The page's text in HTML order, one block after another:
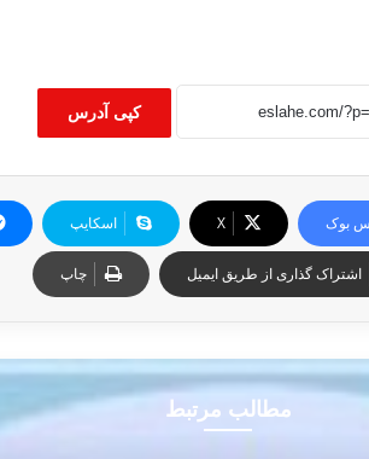
کپی آدرس
بوک X اسکایپ
اشتراک گذاری از طریق ایمیل چاپ
مطالب مرتبط